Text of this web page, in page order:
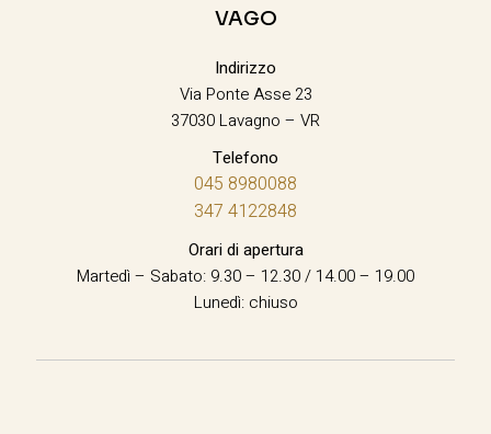
VAGO
Indirizzo
Via Ponte Asse 23
37030 Lavagno – VR
Telefono
045 8980088
347 4122848
Orari di apertura
Martedì – Sabato: 9.30 – 12.30 / 14.00 – 19.00
Lunedì: chiuso